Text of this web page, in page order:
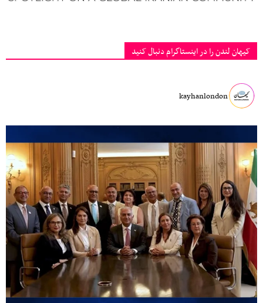
کیهان لندن را در اینستاگرام دنبال کنید
kayhanlondon